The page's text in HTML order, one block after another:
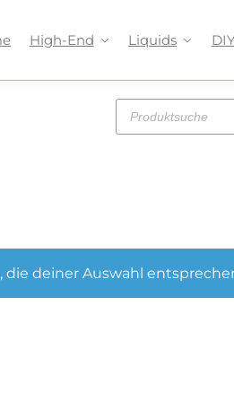
High-End Liquids
deiner Auswahl